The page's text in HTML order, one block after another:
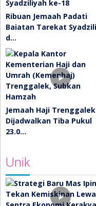
Ribuan Jemaah Padati
Baiatan Tarekat
d…
Jemaah Haji Trenggalek
Dijadwalkan Tiba Pukul
23.0…
Unik